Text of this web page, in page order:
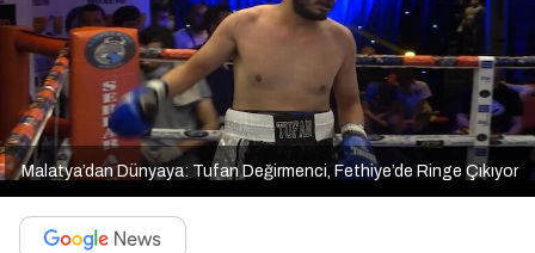
Malatya’dan Dünyaya: Tufan Değirmenci, Fethiye’de Ringe Çıkıyor